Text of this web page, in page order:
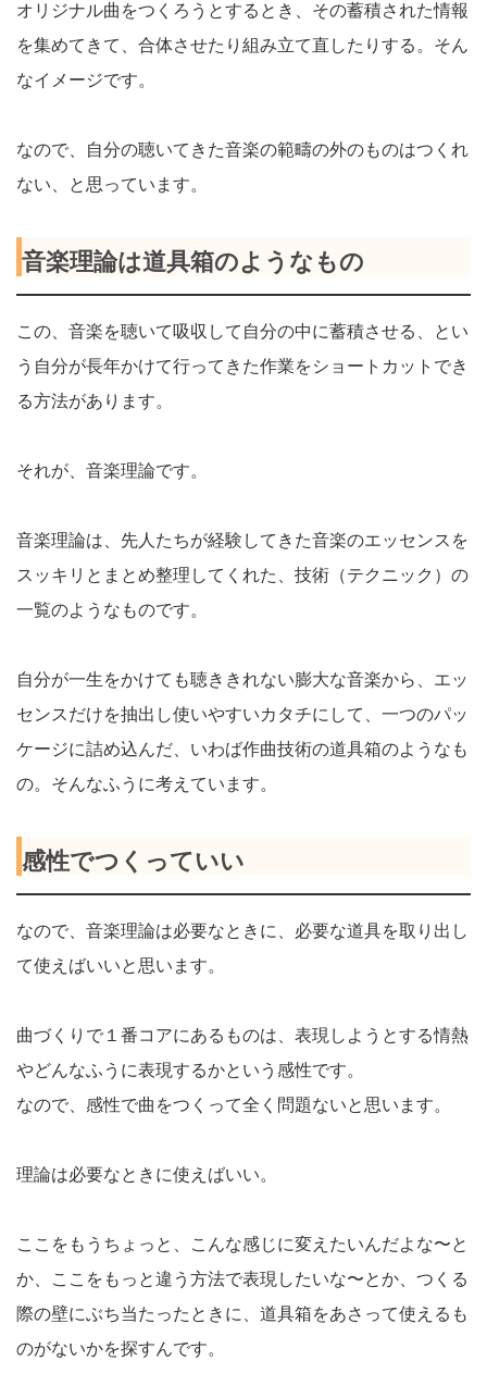
オリジナル曲をつくろうとするとき、その蓄積された情報
を集めてきて、合体させたり組み立て直したりする。そん
なイメージです。
なので、自分の聴いてきた音楽の範疇の外のものはつくれ
ない、と思っています。
音楽理論は道具箱のようなもの
この、音楽を聴いて吸収して自分の中に蓄積させる、とい
う自分が長年かけて行ってきた作業をショートカットでき
る方法があります。
それが、音楽理論です。
音楽理論は、先人たちが経験してきた音楽のエッセンスを
スッキリとまとめ整理してくれた、技術（テクニック）の
一覧のようなものです。
自分が一生をかけても聴ききれない膨大な音楽から、エッ
センスだけを抽出し使いやすいカタチにして、一つのパッ
ケージに詰め込んだ、いわば作曲技術の道具箱のようなも
の。そんなふうに考えています。
感性でつくっていい
なので、音楽理論は必要なときに、必要な道具を取り出し
て使えばいいと思います。
曲づくりで１番コアにあるものは、表現しようとする情熱
やどんなふうに表現するかという感性です。
なので、感性で曲をつくって全く問題ないと思います。
理論は必要なときに使えばいい。
ここをもうちょっと、こんな感じに変えたいんだよな〜と
か、ここをもっと違う方法で表現したいな〜とか、つくる
際の壁にぶち当たったときに、道具箱をあさって使えるも
のがないかを探すんです。